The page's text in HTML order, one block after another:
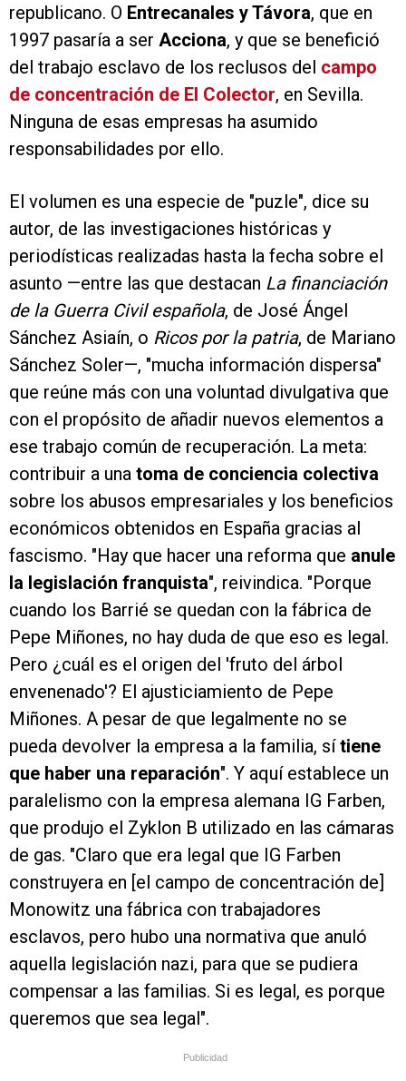
republicano. O Entrecanales y Távora, que en
1997 pasaría a ser Acciona, y que se benefició
del trabajo esclavo de los reclusos del campo
de concentración de El Colector, en Sevilla.
Ninguna de esas empresas ha asumido
responsabilidades por ello.
El volumen es una especie de "puzle", dice su
autor, de las investigaciones históricas y
periodísticas realizadas hasta la fecha sobre el
asunto —entre las que destacan La financiación
de la Guerra Civil española, de José Ángel
Sánchez Asiaín, o Ricos por la patria, de Mariano
Sánchez Soler—, "mucha información dispersa"
que reúne más con una voluntad divulgativa que
con el propósito de añadir nuevos elementos a
ese trabajo común de recuperación. La meta:
contribuir a una toma de conciencia colectiva
sobre los abusos empresariales y los beneficios
económicos obtenidos en España gracias al
fascismo. "Hay que hacer una reforma que anule
la legislación franquista", reivindica. "Porque
cuando los Barrié se quedan con la fábrica de
Pepe Miñones, no hay duda de que eso es legal.
Pero ¿cuál es el origen del 'fruto del árbol
envenenado'? El ajusticiamiento de Pepe
Miñones. A pesar de que legalmente no se
pueda devolver la empresa a la familia, sítiene
que haber una reparación". Y aquí establece un
paralelismo con la empresa alemana IG Farben,
que produjo el Zyklon B utilizado en las cámaras
de gas. "Claro que era legal que IG Farben
construyera en [el campo de concentración de]
Monowitz una fábrica con trabajadores
esclavos, pero hubo una normativa que anuló
aquella legislación nazi, para que se pudiera
compensar a las familias. Si es legal, es porque
queremos que sea legal".
Publicidad